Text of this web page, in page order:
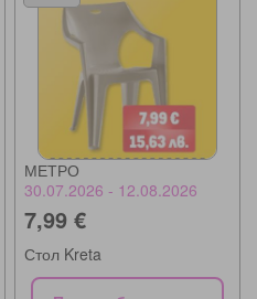
МЕТРО
30.07.2026 - 12.08.2026
7,99 €
Стол Kreta